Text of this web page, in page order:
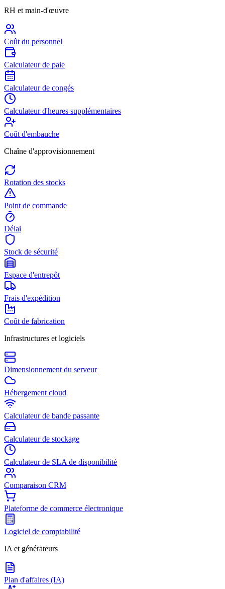
RH et main-d'œuvre
Coût du personnel
Calculateur de paie
Calculateur de congés
Calculateur d'heures supplémentaires
Coût d'embauche
Chaîne d'approvisionnement
Rotation des stocks
Point de commande
Délai
Stock de sécurité
Espace d'entrepôt
Frais d'expédition
Coût de fabrication
Infrastructures et logiciels
Dimensionnement du serveur
Hébergement cloud
Calculateur de bande passante
Calculateur de stockage
Calculateur de SLA de disponibilité
Comparaison CRM
Plateforme de commerce électronique
Logiciel de comptabilité
IA et générateurs
Plan d'affaires (IA)